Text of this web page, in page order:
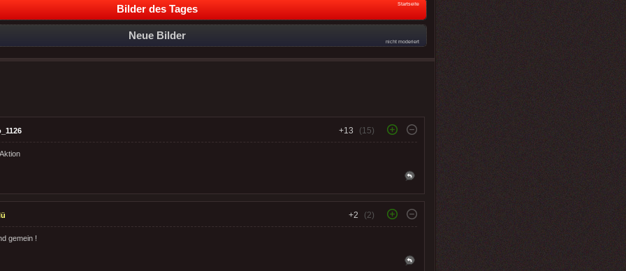
Bilder des Tages Startseite
Neue Bilder
nicht moderiert
+13 (15)
+2 (2)
gemein !